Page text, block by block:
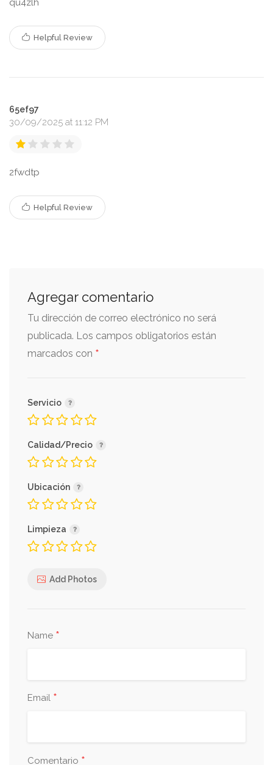
qu4zlh
Helpful Review
65ef97
30/09/2025 at 11:12 PM
2fwdtp
Helpful Review
Agregar comentario
Tu dirección de correo electrónico no será
publicada. Los campos obligatorios están
marcados con *
Servicio
Calidad/Precio
Ubicación
Limpieza
Add Photos
Name *
Email *
Comentario *